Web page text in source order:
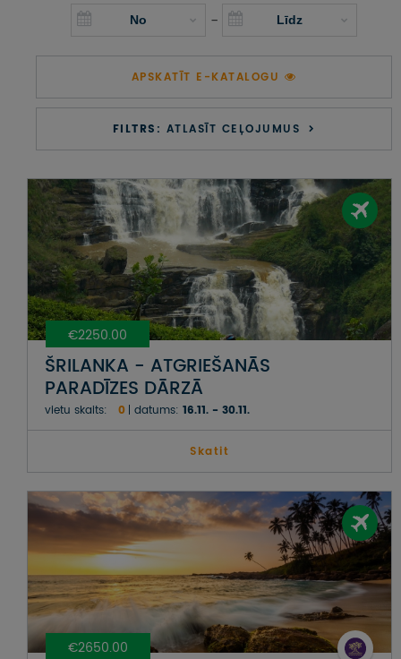
UZŅEMOŠAIS TŪRISMS
IMPRO KONKURSI
PIRMSLĪGUMA INFORMĀCIJA, KLIENTA LĪGUMS,
CEĻOJUMU APDROŠINĀŠANA
VĪZU ANKETAS
PIEMIŅAS ISTABA
IMPRO PRIVĀTUMA POLITIKA
Seko mums:
-
APSKATĪT E-KATALOGU
FILTRS: ATLASĪT CEĻOJUMUS
€2250.00
ŠRILANKA - ATGRIEŠANĀS
PARADĪZES DĀRZĀ
vietu skaits: 0 datums: 16.11. - 30.11.
Skatit
€2650.00